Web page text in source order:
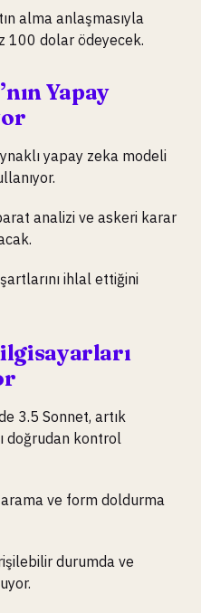
alma anlaşmasıyla
100 dolar ödeyecek.
Yapay
yapay zeka modeli
analizi ve askeri karar
ihlal ettiğini
3.5 Sonnet, artık
doğrudan kontrol
ve form doldurma
durumda ve